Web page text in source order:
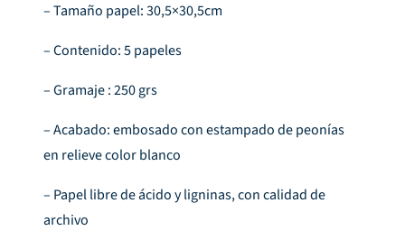
– Tamaño papel: 30,5×30,5cm
– Contenido: 5 papeles
– Gramaje : 250 grs
– Acabado: embosado con estampado de peonías
en relieve color blanco
– Papel libre de ácido y ligninas, con calidad de
archivo